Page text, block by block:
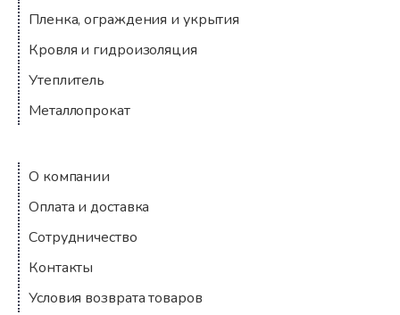
Пленка, ограждения и укрытия
Кровля и гидроизоляция
Утеплитель
Металлопрокат
Компания
О компании
Оплата и доставка
Сотрудничество
Контакты
Условия возврата товаров